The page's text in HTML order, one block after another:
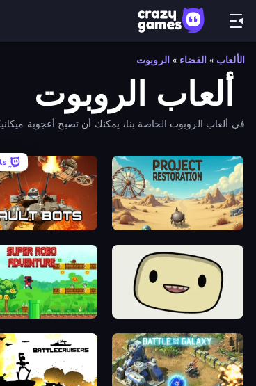
الألعاب » الفضاء » الروبوت
ألعاب الروبوت
في ألعاب الروبوت الخاصة بنا، يمكنك أن تصبح أعجوبة
Project Restoration
Assault Bots
SuperWEIRD
Super Robo - Adventure